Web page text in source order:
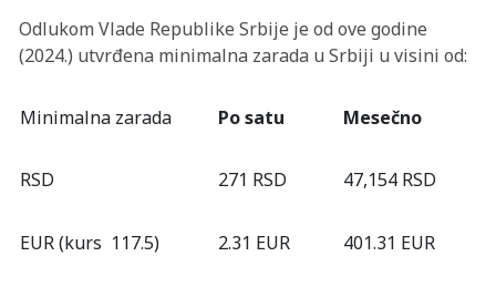
Odlukom Vlade Republike Srbije je od ove godine
(2024.) utvrđena minimalna zarada u Srbiji u visini od:
Minimalna zarada Po satu Mesečno
RSD 271 RSD 47,154 RSD
EUR (kurs 117.5) 2.31 EUR 401.31 EUR